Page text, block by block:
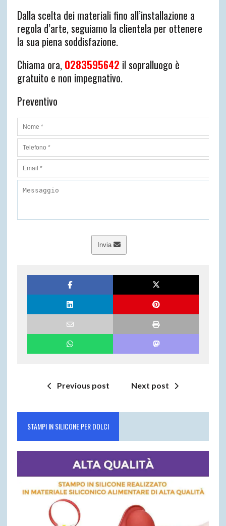
Dalla scelta dei materiali fino all’installazione a
regola d’arte, seguiamo la clientela per ottenere
la sua piena soddisfazione.
Chiama ora, 0283595642 il sopralluogo è
gratuito e non impegnativo.
Preventivo
Invia
Previous post Next post
STAMPI IN SILICONE PER DOLCI